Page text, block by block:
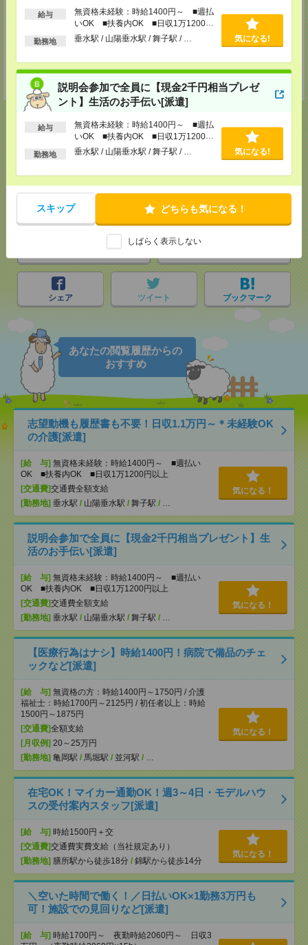
給与
無資格未経験：時給1400円～ ■週払
いOK ■扶養内OK ■日収1万1200円
以上
勤務地 垂水駅 / 山陽垂水駅 / 舞子駅 / … 気になる!
説明会参加で全員に【現金2千円相当プレゼ
ント】生活のお手伝い[派遣]
給与
無資格未経験：時給1400円～ ■週払
いOK ■扶養内OK ■日収1万1200円
以上
勤務地 垂水駅 / 山陽垂水駅 / 舞子駅 / … 気になる!
スキップ どちらも気になる！
しばらく表示しない
神戸市中央区小野柄通4-1-22 アーバンエース三宮ビル9階
TEL：0120-022-544
担当：採用担当者
姫路テクニカルセンター
姫路市南駅前町100 姫路パラシオ8階
TEL：0120-941-278
担当：採用担当者
応募ページへ
気になる！
で送る
シェア ツイート ブックマーク
あなたの閲覧履歴からの
おすすめ
志望動機も履歴書も不要！日収1.1万円～＊未経験OK
の介護[派遣]
[給 与] 無資格未経験：時給1400円～ ■週払い
OK ■扶養内OK ■日収1万1200円以上
[交通費]交通費全額支給
[勤務地] 垂水駅 / 山陽垂水駅 / 舞子駅 / …
気になる！
説明会参加で全員に【現金2千円相当プレゼント】生
活のお手伝い[派遣]
[給 与] 無資格未経験：時給1400円～ ■週払い
OK ■扶養内OK ■日収1万1200円以上
[交通費]交通費全額支給
[勤務地] 垂水駅 / 山陽垂水駅 / 舞子駅 / …
気になる！
【医療行為はナシ】時給1400円！病院で備品のチェ
ックなど[派遣]
[給 与] 無資格の方：時給1400円～1750円 / 介護
福祉士：時給1700円～2125円 / 初任者以上：時給
1500円～1875円
[交通費]全額支給
[月収例] 20～25万円
[勤務地] 亀岡駅 / 馬堀駅 / 並河駅 / …
気になる！
在宅OK！マイカー通勤OK！週3～4日・モデルハウ
スの受付案内スタッフ[派遣]
[給 与] 時給1500円＋交
[交通費]交通費実費支給（当社規定あり）
[勤務地] 膳所駅から徒歩18分 / 錦駅から徒歩14分
気になる！
＼空いた時間で働く！／日払いOK×1勤務3万円も
可！施設での見回りなど[派遣]
[給 与] 時給1700円～ 夜勤時給2060円～ 日収3